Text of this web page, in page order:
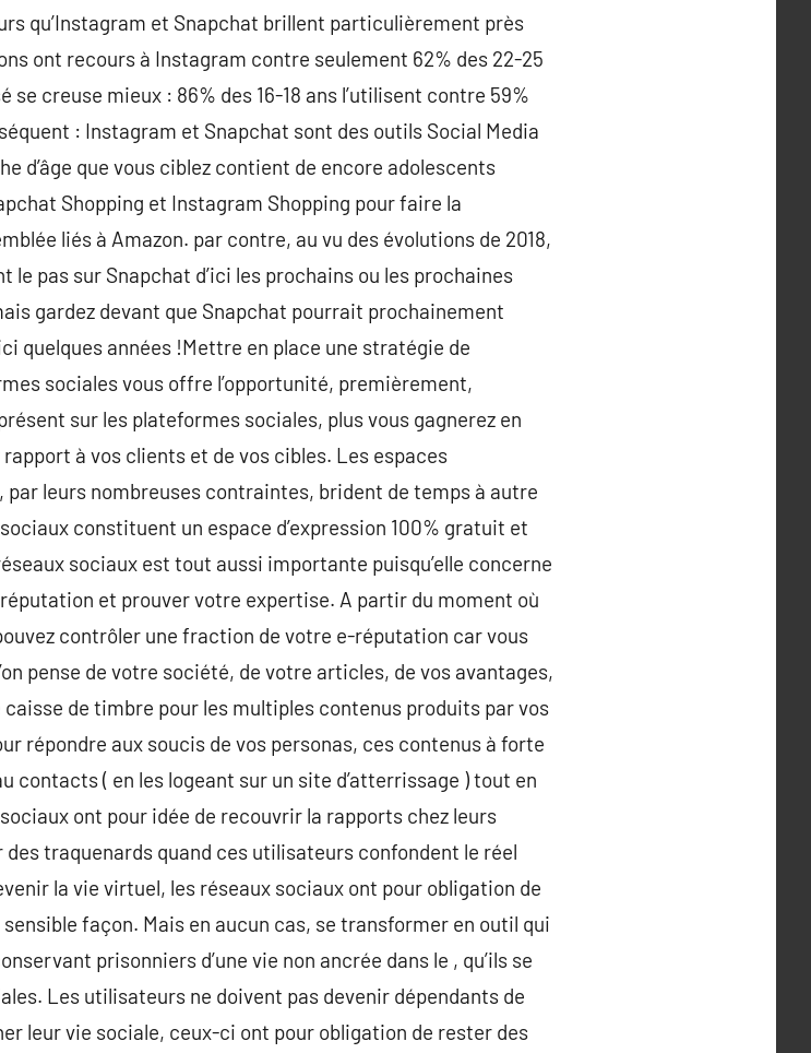
qu’Instagram et Snapchat brillent particulièrement près
ont recours à Instagram contre seulement 62% des 22-25
creuse mieux : 86% des 16-18 ans l’utilisent contre 59%
: Instagram et Snapchat sont des outils Social Media
d’âge que vous ciblez contient de encore adolescents
Shopping et Instagram Shopping pour faire la
liés à Amazon. par contre, au vu des évolutions de 2018,
le pas sur Snapchat d’ici les prochains ou les prochaines
gardez devant que Snapchat pourrait prochainement
quelques années !Mettre en place une stratégie de
sociales vous offre l’opportunité, premièrement,
sur les plateformes sociales, plus vous gagnerez en
à vos clients et de vos cibles. Les espaces
leurs nombreuses contraintes, brident de temps à autre
constituent un espace d’expression 100% gratuit et
sociaux est tout aussi importante puisqu’elle concerne
et prouver votre expertise. A partir du moment où
contrôler une fraction de votre e-réputation car vous
pense de votre société, de votre articles, de vos avantages,
de timbre pour les multiples contenus produits par vos
répondre aux soucis de vos personas, ces contenus à forte
contacts ( en les logeant sur un site d’atterrissage ) tout en
ont pour idée de recouvrir la rapports chez leurs
traquenards quand ces utilisateurs confondent le réel
la vie virtuel, les réseaux sociaux ont pour obligation de
façon. Mais en aucun cas, se transformer en outil qui
prisonniers d’une vie non ancrée dans le , qu’ils se
Les utilisateurs ne doivent pas devenir dépendants de
leur vie sociale, ceux-ci ont pour obligation de rester des